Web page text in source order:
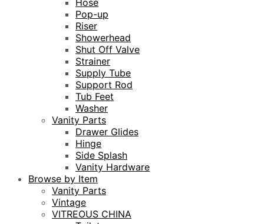
Pop-up
Riser
Showerhead
Shut Off Valve
Strainer
Supply Tube
Support Rod
Tub Feet
Washer
Vanity Parts
Drawer Glides
Hinge
Side Splash
Vanity Hardware
Browse by Item
Vanity Parts
Vintage
VITREOUS CHINA